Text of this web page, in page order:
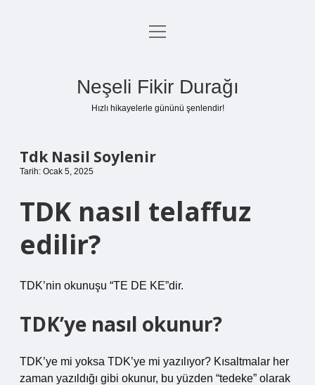
Anasayfa
menüyü
Neşeli Fikir Durağı
Hızlı hikayelerle gününü şenlendir!
Tdk Nasil Soylenir
Tarih: Ocak 5, 2025
TDK nasıl telaffuz
edilir?
TDK’nin okunuşu “TE DE KE”dir.
TDK’ye nasıl okunur?
TDK’ye mi yoksa TDK’ye mi yazılıyor? Kısaltmalar her
zaman yazıldığı gibi okunur, bu yüzden “tedeke” olarak